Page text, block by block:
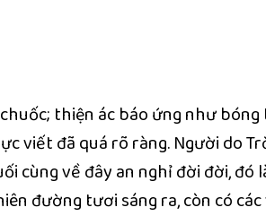
thiện ác báo ứng như
viết đã quá rõ ràng. Người do
cùng về đây an nghỉ đời đời,
đường tươi sáng ra, còn có